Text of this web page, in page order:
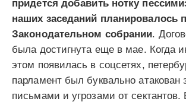
придется добавить нотку
наших заседаний планировалось
Законодательном собрании.
была достигнута еще в мае. Когда
этом появилась в соцсетях,
парламент был буквально атакован
письмами и угрозами от сектантов.